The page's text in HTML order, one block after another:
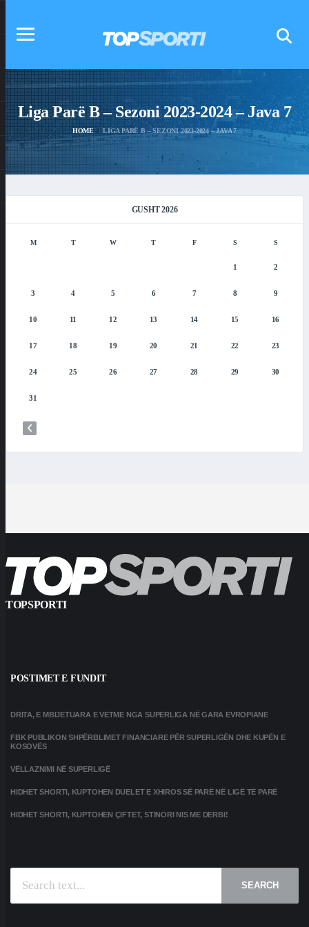
Liga Parë B – Sezoni 2023-2024 – Java 7
HOME LIGA PARË B – SEZONI 2023-2024 – JAVA 7
GUSHT 2026
M T W T F S S
1 2
3 4 5 6 7 8 9
10 11 12 13 14 15 16
17 18 19 20 21 22 23
24 25 26 27 28 29 30
31
TOPSPORTI
POSTIMET E FUNDIT
DRITA, E MBIJETUARA E VETME NGA SUPERLIGA NË GARA EVROPIANE
FBK PUBLIKON SHPËRBLIMET FINANCIARE PËR SUPERLIGËN DHE KUPËN E
KOSOVËS
VËLLAZNIMI NË SUPERLIGË
HIDHET SHORTI, KUPTOHEN DUELET E XHIROS SË PARË NË LIGË TË PARË
HIDHET SHORTI, KUPTOHEN ÇIFTET, STINORI NIS ME DERBI!
SEARCH